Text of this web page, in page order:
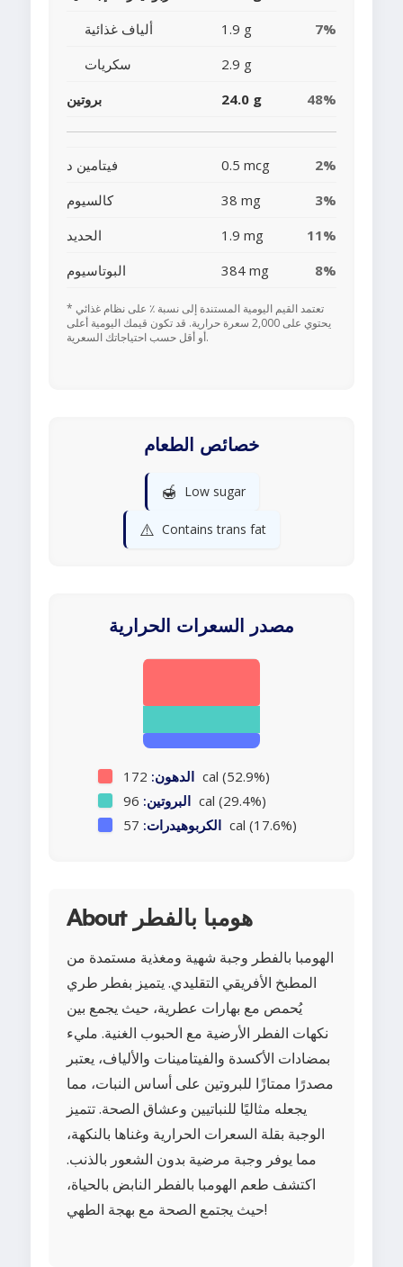
ألياف غذائية
1.9 g
7%
سكريات
2.9 g
بروتين
24.0 g 48%
فيتامين د 0.5 mcg
2%
كالسيوم
38 mg
3%
الحديد
1.9 mg
11%
البوتاسيوم
384 mg 8%
* تعتمد القيم اليومية المستندة إلى نسبة ٪ على نظام غذائي
يحتوي على 2,000 سعرة حرارية. قد تكون قيمك اليومية أعلى
أو أقل حسب احتياجاتك السعرية.
خصائص الطعام
🍯 Low sugar
⚠️ Contains trans fat
مصدر السعرات الحرارية
الدهون: 172 cal (52.9%)
البروتين: 96 cal (29.4%)
الكربوهيدرات: 57 cal (17.6%)
About هومبا بالفطر
الهومبا بالفطر وجبة شهية ومغذية مستمدة من
المطبخ الأفريقي التقليدي. يتميز بفطر طري
يُحمص مع بهارات عطرية، حيث يجمع بين
نكهات الفطر الأرضية مع الحبوب الغنية. مليء
بمضادات الأكسدة والفيتامينات والألياف، يعتبر
مصدرًا ممتازًا للبروتين على أساس النبات، مما
يجعله مثاليًا للنباتيين وعشاق الصحة. تتميز
الوجبة بقلة السعرات الحرارية وغناها بالنكهة،
مما يوفر وجبة مرضية بدون الشعور بالذنب.
اكتشف طعم الهومبا بالفطر النابض بالحياة،
حيث يجتمع الصحة مع بهجة الطهي!